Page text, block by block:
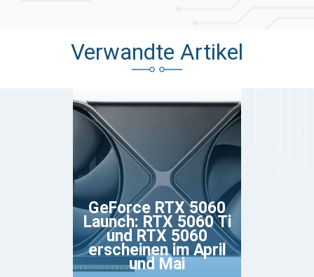
Verwandte Artikel
GeForce RTX 5060
Launch: RTX 5060 Ti
und RTX 5060
erscheinen im April
und Mai